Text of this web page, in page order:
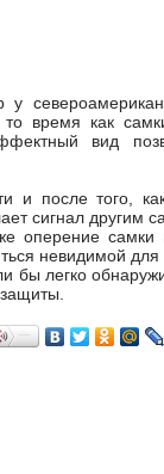
время как
вид
и после того,
сигнал другим
оперение самки
невидимой
бы легко